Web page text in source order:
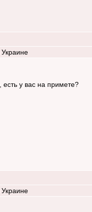
у вас на примете?